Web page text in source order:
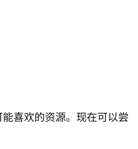
喜欢的资源。现在可以尝